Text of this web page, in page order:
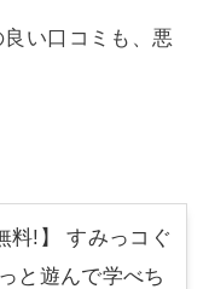
い口コミも、悪
料!】 すみっコぐ
と遊んで学べち